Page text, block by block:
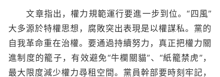
文章指出，權力規範運行要進一步到位。“四風”
大多源於特權思想，腐敗突出表現是以權謀私。黨的
自我革命重在治權。要通過持續努力，真正把權力關
進制度的籠子，有效避免“牛欄關貓”、“紙籠禁虎”，
最大限度減少權力尋租空間。黨員幹部要時刻牢記，